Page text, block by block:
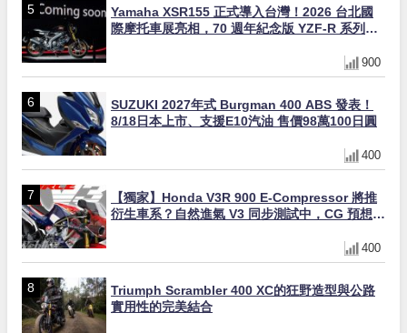
Yamaha XSR155 正式導入台灣！2026 台北國
際摩托車展亮相，70 週年紀念版 YZF-R 系列限
900
SUZUKI 2027年式 Burgman 400 ABS 發表！
8/18日本上市、支援E10汽油 售價98萬100日圓
400
【獨家】Honda V3R 900 E-Compressor 將推
衍生車系？自然進氣 V3 同步測試中，CG 預想曝
400
Triumph Scrambler 400 XC的狂野造型與公路
實用性的完美結合